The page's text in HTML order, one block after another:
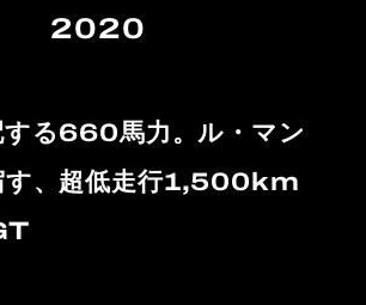
2020
する660馬力。ル・マン
す、超低走行1,500km